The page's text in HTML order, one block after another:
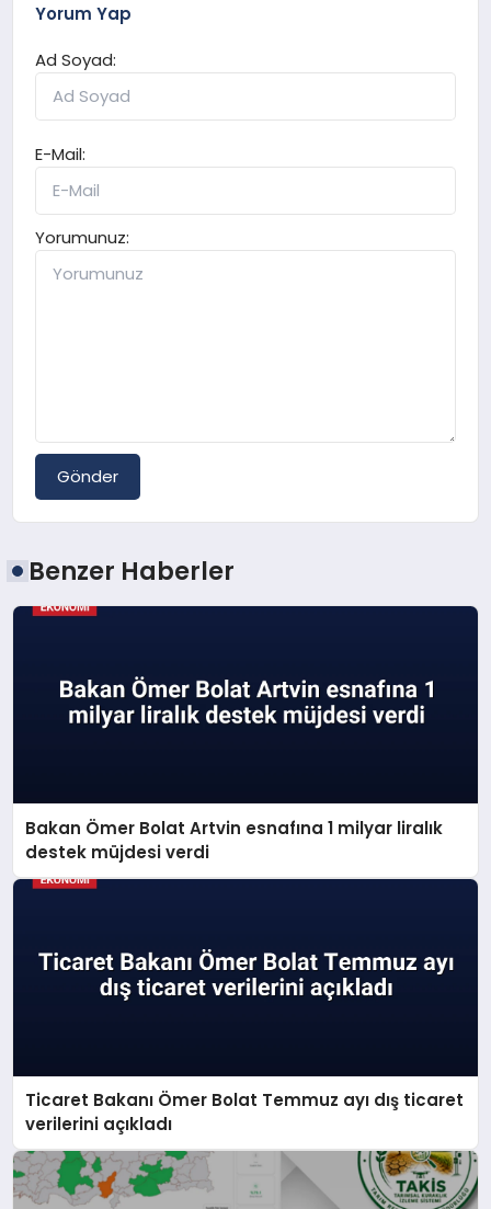
Yorum Yap
Ad Soyad:
E-Mail:
Yorumunuz:
Gönder
Benzer Haberler
Bakan Ömer Bolat Artvin esnafına 1 milyar liralık
destek müjdesi verdi
Ticaret Bakanı Ömer Bolat Temmuz ayı dış ticaret
verilerini açıkladı